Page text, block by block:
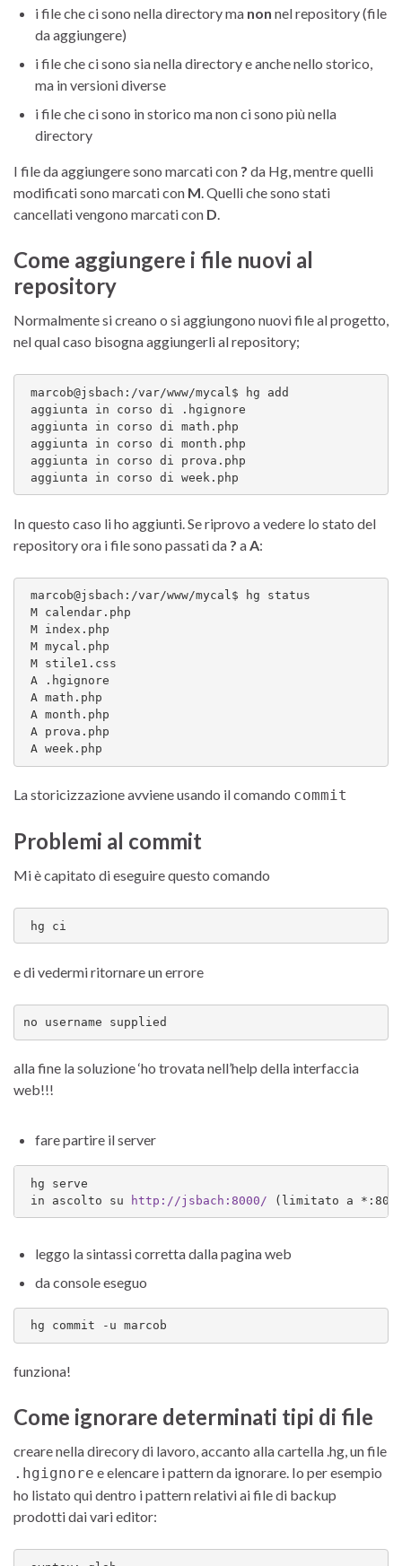
i file che ci sono nella directory ma non nel repository (file
da aggiungere)
i file che ci sono sia nella directory e anche nello storico,
ma in versioni diverse
i file che ci sono in storico ma non ci sono più nella
directory
I file da aggiungere sono marcati con ? da Hg, mentre quelli
modificati sono marcati con M. Quelli che sono stati
cancellati vengono marcati con D.
Come aggiungere i file nuovi al
repository
Normalmente si creano o si aggiungono nuovi file al progetto,
nel qual caso bisogna aggiungerli al repository;
marcob@jsbach:/var/www/mycal$ hg add
aggiunta in corso di .hgignore
aggiunta in corso di math.php
aggiunta in corso di month.php
aggiunta in corso di prova.php
aggiunta in corso di week.php
In questo caso li ho aggiunti. Se riprovo a vedere lo stato del
repository ora i file sono passati da ? a A:
marcob@jsbach:/var/www/mycal$ hg status
M calendar.php
M index.php
M mycal.php
M stile1.css
A .hgignore
A math.php
A month.php
A prova.php
A week.php
La storicizzazione avviene usando il comando commit
Problemi al commit
Mi è capitato di eseguire questo comando
hg ci
e di vedermi ritornare un errore
no username supplied
alla fine la soluzione ‘ho trovata nell’help della interfaccia
web!!!
fare partire il server
hg serve
in ascolto su
http://jsbach:8000/ (limitato a
leggo la sintassi corretta dalla pagina web
da console eseguo
hg commit -u marcob
funziona!
Come ignorare determinati tipi di file
creare nella direcory di lavoro, accanto alla cartella .hg, un file
.hgignore e elencare i pattern da ignorare. Io per esempio
ho listato qui dentro i pattern relativi ai file di backup
prodotti dai vari editor: